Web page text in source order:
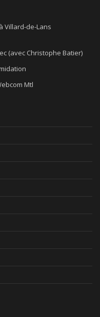
Villard-de-Lans
(avec Christophe Batier)
Mtl